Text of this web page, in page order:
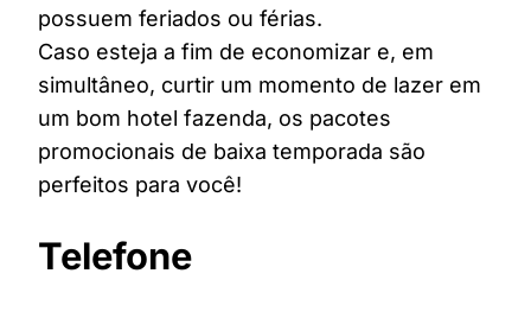
possuem feriados ou férias.
Caso esteja a fim de economizar e, em
simultâneo, curtir um momento de lazer em
um bom hotel fazenda, os pacotes
promocionais de baixa temporada são
perfeitos para você!
Telefone